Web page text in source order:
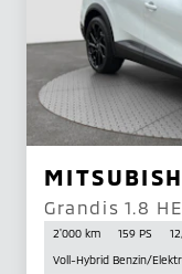
Grandis 1.8
2'000 km 159 PS
Voll-Hybrid Benzin/